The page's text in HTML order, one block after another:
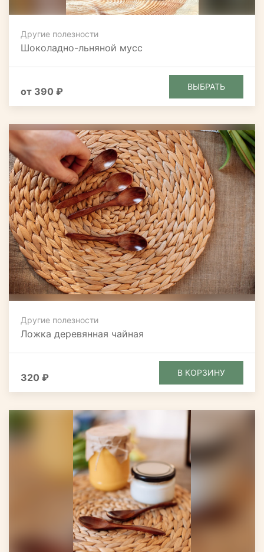
Другие полезности
Шоколадно-льняной мусс
от 390 ₽ ВЫБРАТЬ
Другие полезности
Ложка деревянная чайная
320 ₽ В КОРЗИНУ